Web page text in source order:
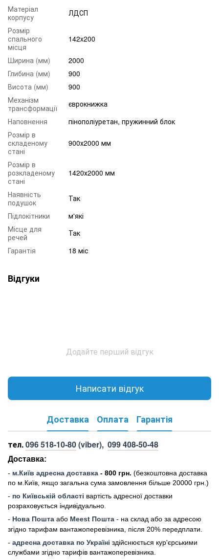
Матеріал
корпусу
ЛДСП
Розмір
спального
місця
142x200
Ширина (мм)
2000
Глибина (мм)
900
Висота (мм)
900
Механізм
трансформації
єврокнижка
Наповнення
пінополіуретан, пружинний блок
Розмір в
складеному
стані
900х2000 мм
Розмір в
розкладеному
стані
1420х2000 мм
Наявність
подушок
Так
Підлокітники
м'які
Місце для
речей
Так
Гарантія
18 міс
Відгуки
Додайте перший відгук
Написати відгук
Доставка Оплата Гарантія
тел.096 518-10-80(viber), 099 408-50-48
Доставка:
- м.Київ адресна доставка - 800 грн. (безкоштовна доставка
по м.Київ, якщо загальна сума замовлення більше 20000 грн .)
- по Київській області вартість адресної доставки
розраховується індивідуально.
- Нова Пошта або Meest Пошта - на склад або за адресою
згідно тарифам вантажоперевізника, після 20% передплати.
- адресна доставка по Україні здійснюється кур'єрськими
службами згідно тарифів вантажоперевізника.